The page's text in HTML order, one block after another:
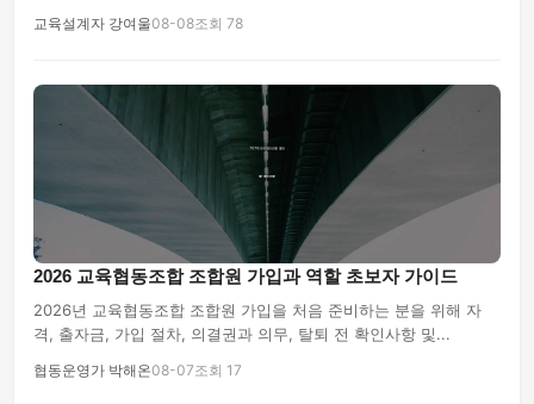
교육설계자 강여울08-08조회 78
2026 교육협동조합 조합원 가입과 역할 초보자 가이드
2026년 교육협동조합 조합원 가입을 처음 준비하는 분을 위해 자
격, 출자금, 가입 절차, 의결권과 의무, 탈퇴 전 확인사항 및...
협동운영가 박해온08-07조회 17